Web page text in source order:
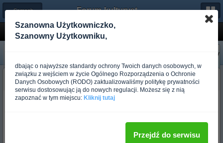
← Samoobrona Forum-kulturystyka.pl
Uliczna akcja
Poprzedni
Następny
»
budo_spoko_gość
Ponad rok temu
Czesc
sobie-przejade obok. Jak bylem blisko ten cham do mnie: "Gdzie
Szanowna Użytkowniczko,
Szanowny Użytkowniku,
dbając o najwyższe standardy ochrony Twoich danych osobowych, w
związku z wejściem w życie Ogólnego Rozporządzenia o Ochronie
Danych Osobowych (RODO) zaktualizowaliśmy politykę prywatności
serwisu dostosowując ją do nowych regulacji. Możesz się z nią
zapoznać w tym miejscu: Kliknij tutaj
Przejdź do serwisu